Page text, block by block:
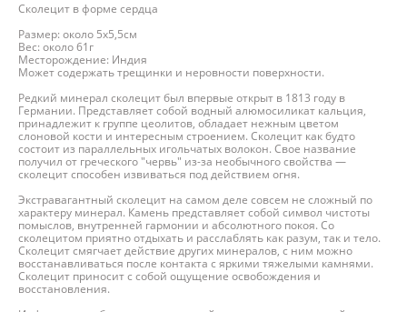
Сколецит в форме сердца
Размер: около 5х5,5см
Вес: около 61г
Месторождение: Индия
Может содержать трещинки и неровности поверхности.
Редкий минерал сколецит был впервые открыт в 1813 году в
Германии. Представляет собой водный алюмосиликат кальция,
принадлежит к группе цеолитов, обладает нежным цветом
слоновой кости и интересным строением. Сколецит как будто
состоит из параллельных игольчатых волокон. Свое название
получил от греческого "червь" из-за необычного свойства —
сколецит способен извиваться под действием огня.
Экстравагантный сколецит на самом деле совсем не сложный по
характеру минерал. Камень представляет собой символ чистоты
помыслов, внутренней гармонии и абсолютного покоя. Со
сколецитом приятно отдыхать и расслаблять как разум, так и тело.
Сколецит смягчает действие других минералов, с ним можно
восстанавливаться после контакта с яркими тяжелыми камнями.
Сколецит приносит с собой ощущение освобождения и
восстановления.